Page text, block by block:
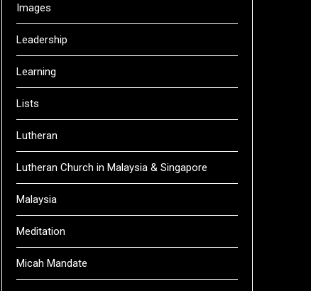
Images
Leadership
Learning
Lists
Lutheran
Lutheran Church in Malaysia & Singapore
Malaysia
Meditation
Micah Mandate